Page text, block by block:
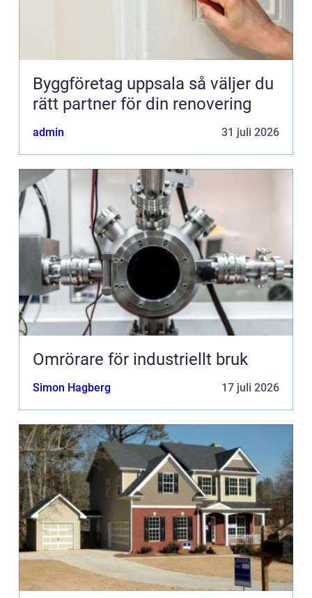
Byggföretag uppsala så väljer du
rätt partner för din renovering
admin 31 juli 2026
Omrörare för industriellt bruk
Simon Hagberg 17 juli 2026